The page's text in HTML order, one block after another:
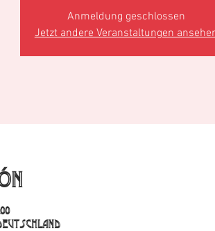
Anmeldung geschlossen
Jetzt andere Veranstaltungen
Deutschland